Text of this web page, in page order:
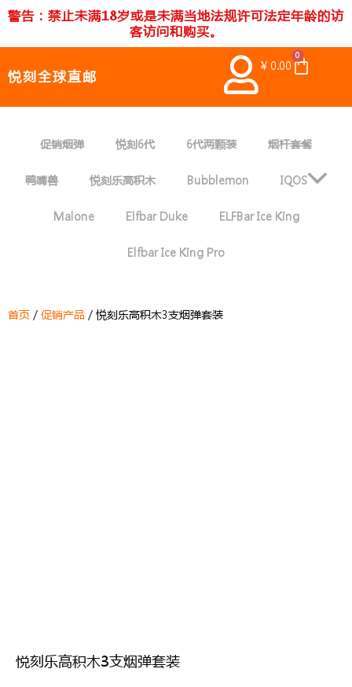
跳
内
警告：禁止未满18岁或是未满当地法规许可法定年龄的访
客访问和购买。
悦刻全球直邮
¥ 0.00
0
促销烟弹 悦刻6代 6代两颗装 烟杆套餐
鸭嘴兽 悦刻乐高积木 Bubblemon IQOS
Malone Elfbar Duke ELFBar Ice King
Elfbar Ice King Pro
首页 / 促销产品 / 悦刻乐高积木3支烟弹套装
悦刻乐高积木3支烟弹套装